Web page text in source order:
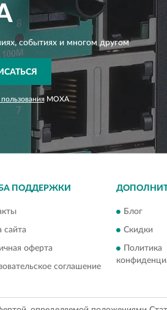
событиях и многом другом
MOXA
ПОДДЕРЖКИ
сайта
оферта
соглашение
Блог
Скидки
Политика